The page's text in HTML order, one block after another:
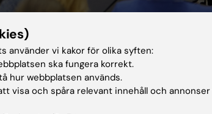
några av Sveriges ledande experter på
Zetterberg och Maria Ankarcrona. Foto: Erik Flyg
som Bill Gates besöker KI. Sedan 2007
tidigare hustru Melinda Gates,
använder vi kakor för olika syften:
ska fungera korrekt.
hur webbplatsen används.
visa och spåra relevant innehåll och